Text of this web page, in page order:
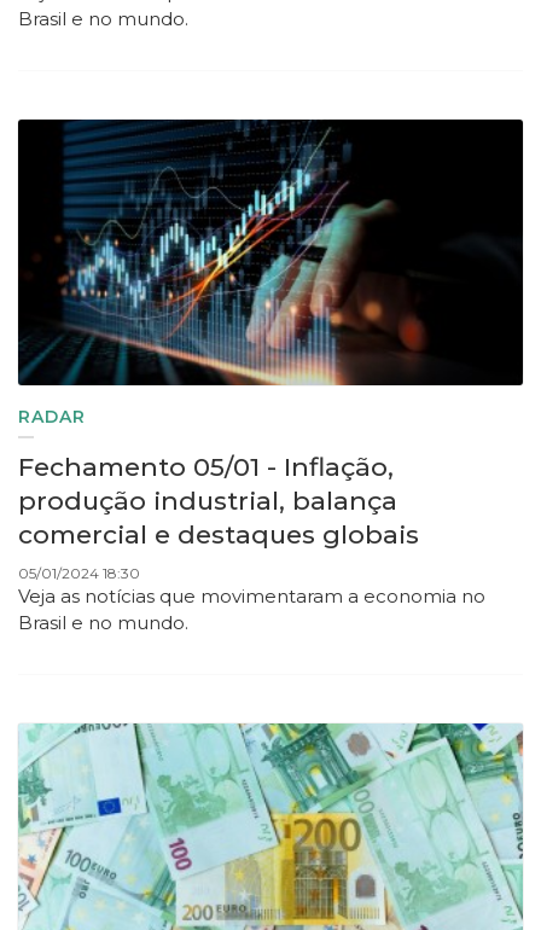
Brasil e no mundo.
RADAR
Fechamento 05/01 - Inflação,
produção industrial, balança
comercial e destaques globais
05/01/2024 18:30
Veja as notícias que movimentaram a economia no
Brasil e no mundo.